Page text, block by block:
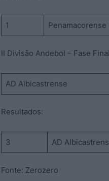
1 Penamacorense
II Divisão Andebol – Fase
AD Albicastrense
Resultados:
3 AD
Fonte: Zerozero